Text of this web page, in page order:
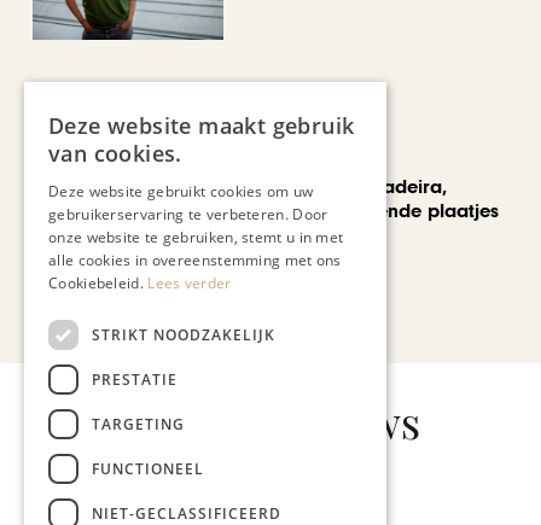
Een week op Madeira,
voorbij de bekende plaatjes
Gerelateerd nieuws
Deze website maakt gebruik
van cookies.
Deze website gebruikt cookies om uw
gebruikerservaring te verbeteren. Door
onze website te gebruiken, stemt u in met
alle cookies in overeenstemming met ons
Cookiebeleid. Lees verder
STRIKT NOODZAKELIJK
PRESTATIE
TARGETING
FUNCTIONEEL
NIET-GECLASSIFICEERD